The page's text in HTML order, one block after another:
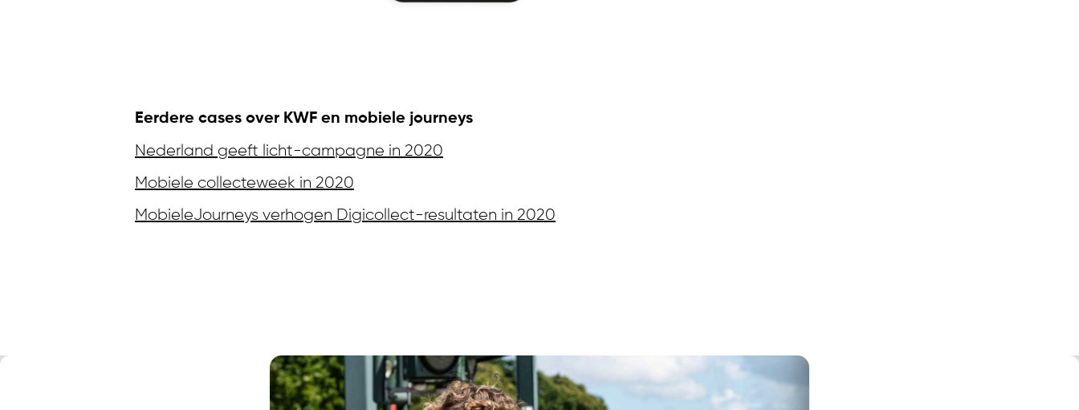
Eerdere cases over KWF en mobiele journeys
Nederland geeft licht-campagne in 2020
Mobiele collecteweek in 2020
MobieleJourneys verhogen Digicollect-resultaten in 2020